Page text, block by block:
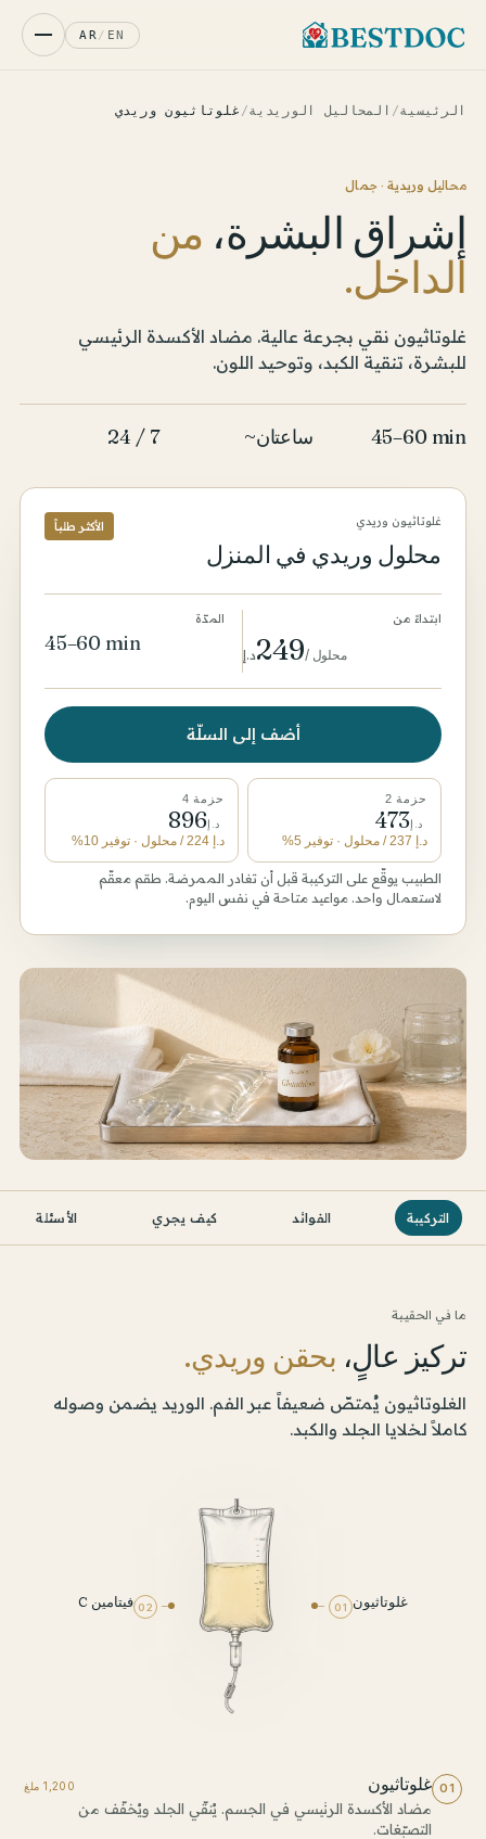
EN
/
AR
الرئيسية/ المحاليل الوريدية/ غلوتاثيون وريدي
محاليل وريدية · جمال
إشراق البشرة، من
الداخل.
غلوتاثيون نقي بجرعة عالية. مضاد الأكسدة الرئيسي
للبشرة، تنقية الكبد، وتوحيد اللون.
45–60 min ~ساعتان 24 / 7
غلوتاثيون وريدي
محلول وريدي في المنزل
الأكثر طلباً
ابتداءً من
د.إ249/ محلول
المدّة
45–60 min
أضف إلى السلّة
حزمة 2
د.إ473
د.إ 237/ محلول · توفير 5%
حزمة 4
د.إ896
د.إ 224/ محلول · توفير 10%
الطبيب يوقّع على التركيبة قبل أن تغادر الممرضة. طقم معقّم
لاستعمال واحد. مواعيد متاحة في نفس اليوم.
التركيبة الفوائد كيف يجري الأسئلة
ما في الحقيبة
تركيز عالٍ، بحقن وريدي.
الغلوتاثيون يُمتصّ ضعيفاً عبر الفم. الوريد يضمن وصوله
كاملاً لخلايا الجلد والكبد.
01 غلوتاثيون 02 فيتامين C
01 غلوتاثيون 1,200 ملغ
مضاد الأكسدة الرئيسي في الجسم. يُنقّي الجلد ويُخفّف من
التصبّغات.